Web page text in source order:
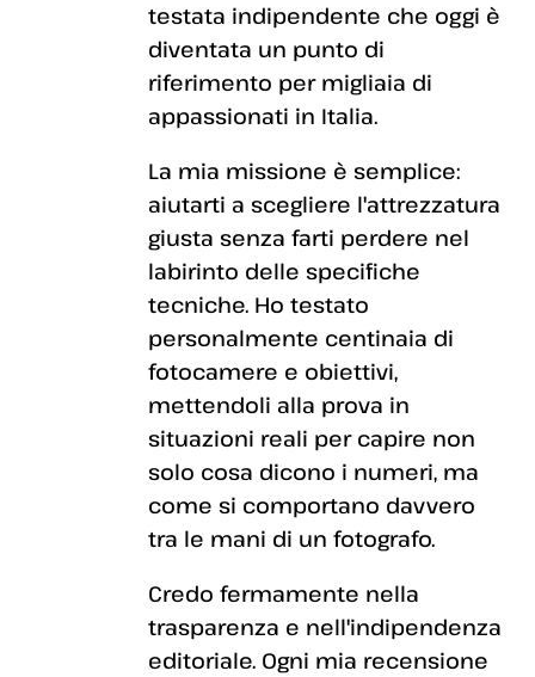
testata indipendente che oggi è
diventata un punto di
riferimento per migliaia di
appassionati in Italia.
La mia missione è semplice:
aiutarti a scegliere l'attrezzatura
giusta senza farti perdere nel
labirinto delle specifiche
tecniche. Ho testato
personalmente centinaia di
fotocamere e obiettivi,
mettendoli alla prova in
situazioni reali per capire non
solo cosa dicono i numeri, ma
come si comportano davvero
tra le mani di un fotografo.
Credo fermamente nella
trasparenza e nell'indipendenza
editoriale. Ogni mia recensione